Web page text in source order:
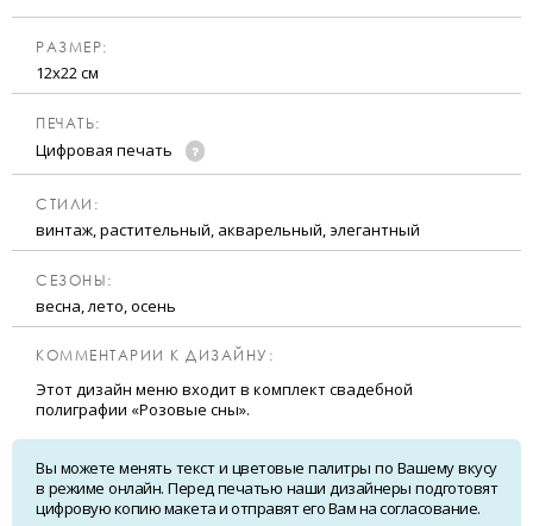
РАЗМЕР:
12х22 см
ПЕЧАТЬ:
Цифровая печать
CТИЛИ:
винтаж, растительный, акварельный, элегантный
CЕЗОНЫ:
весна, лето, осень
КОММЕНТАРИИ К ДИЗАЙНУ:
Этот дизайн меню входит в комплект свадебной
полиграфии «Розовые сны».
Вы можете менять текст и цветовые палитры по Вашему вкусу
в режиме онлайн. Перед печатью наши дизайнеры подготовят
цифровую копию макета и отправят его Вам на согласование.